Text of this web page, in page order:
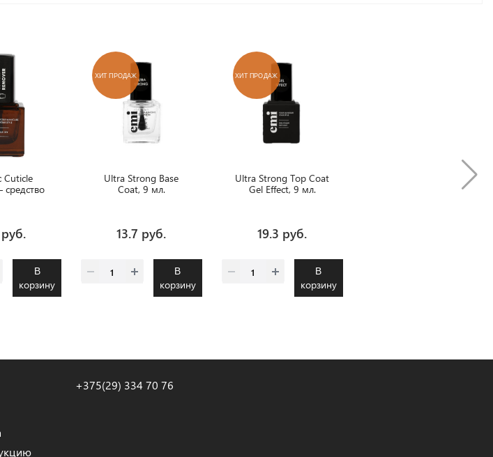
Cuticle
средство
В
корзину
ХИТ ПРОДАЖ
Ultra Strong Base
Coat, 9 мл.
13.7 руб.
В
корзину
ХИТ ПРОДАЖ
Ultra Strong Top Coat
Gel Effect, 9 мл.
19.3 руб.
В
корзину
+375(29) 334 70 76